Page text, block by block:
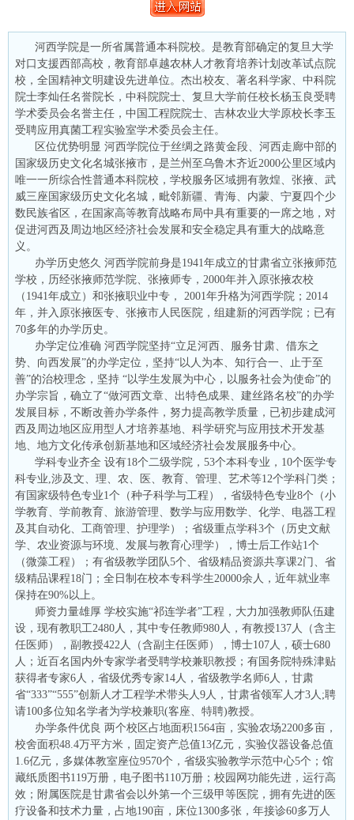
河西学院是一所省属普通本科院校。是教育部确定的复旦大学
对口支援西部高校，教育部卓越农林人才教育培养计划改革试点院
校，全国精神文明建设先进单位。杰出校友、著名科学家、中科院
院士李灿任名誉院长，中科院院士、复旦大学前任校长杨玉良受聘
学术委员会名誉主任，中国工程院院士、吉林农业大学原校长李玉
受聘应用真菌工程实验室学术委员会主任。
区位优势明显 河西学院位于丝绸之路黄金段、河西走廊中部的
国家级历史文化名城张掖市，是兰州至乌鲁木齐近2000公里区域内
唯一一所综合性普通本科院校，学校服务区域拥有敦煌、张掖、武
威三座国家级历史文化名城，毗邻新疆、青海、内蒙、宁夏四个少
数民族省区，在国家高等教育战略布局中具有重要的一席之地，对
促进河西及周边地区经济社会发展和安全稳定具有重大的战略意
义。
办学历史悠久 河西学院前身是1941年成立的甘肃省立张掖师范
学校，历经张掖师范学院、张掖师专，2000年并入原张掖农校
（1941年成立）和张掖职业中专， 2001年升格为河西学院；2014
年，并入原张掖医专、张掖市人民医院，组建新的河西学院；已有
70多年的办学历史。
办学定位准确 河西学院坚持“立足河西、服务甘肃、借东之
势、向西发展”的办学定位，坚持“以人为本、知行合一、止于至
善”的治校理念，坚持 “以学生发展为中心，以服务社会为使命”的
办学宗旨，确立了“做河西文章、出特色成果、建丝路名校”的办学
发展目标，不断改善办学条件，努力提高教学质量，已初步建成河
西及周边地区应用型人才培养基地、科学研究与应用技术开发基
地、地方文化传承创新基地和区域经济社会发展服务中心。
学科专业齐全 设有18个二级学院，53个本科专业，10个医学专
科专业,涉及文、理、农、医、教育、管理、艺术等12个学科门类；
有国家级特色专业1个（种子科学与工程），省级特色专业8个（小
学教育、学前教育、旅游管理、数学与应用数学、化学、电器工程
及其自动化、工商管理、护理学）；省级重点学科3个（历史文献
学、农业资源与环境、发展与教育心理学），博士后工作站1个
（微藻工程）；有省级教学团队5个、省级精品资源共享课2门、省
级精品课程18门；全日制在校本专科学生20000余人，近年就业率
保持在90%以上。
师资力量雄厚 学校实施“祁连学者”工程，大力加强教师队伍建
设，现有教职工2480人，其中专任教师980人，有教授137人（含主
任医师），副教授422人（含副主任医师），博士107人，硕士680
人；近百名国内外专家学者受聘学校兼职教授；有国务院特殊津贴
获得者专家6人，省级优秀专家14人，省级教学名师6人，甘肃
省“333”“555”创新人才工程学术带头人9人，甘肃省领军人才3人;聘
请100多位知名学者为学校兼职(客座、特聘)教授。
办学条件优良 两个校区占地面积1564亩，实验农场2200多亩，
校舍面积48.4万平方米，固定资产总值13亿元，实验仪器设备总值
1.6亿元，多媒体教室座位9570个，省级实验教学示范中心5个；馆
藏纸质图书119万册，电子图书110万册；校园网功能先进，运行高
效；附属医院是甘肃省会以外第一个三级甲等医院，拥有先进的医
疗设备和技术力量，占地190亩，床位1300多张，年接诊60多万人